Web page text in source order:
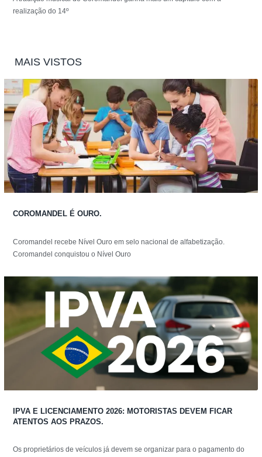
realização do 14º
MAIS VISTOS
COROMANDEL É OURO.
Coromandel recebe Nível Ouro em selo nacional de alfabetização.
Coromandel conquistou o Nível Ouro
IPVA E LICENCIAMENTO 2026: MOTORISTAS DEVEM FICAR
ATENTOS AOS PRAZOS.
Os proprietários de veículos já devem se organizar para o pagamento do